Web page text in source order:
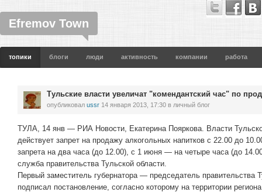
Efremov Town
топики блоги люди активность компании работа
Тульские власти увеличат "комендантский час" по
опубликовал ussr 14 января 2013, 17:30 в личный блог
ТУЛА, 14 янв — РИА Новости, Екатерина Пояркова. Власти
действует запрет на продажу алкогольных напитков с 22.00 до
запрета на два часа (до 12.00), с 1 июня — на четыре часа (до
служба правительства Тульской области.
Первый заместитель губернатора — председатель правительства
подписал постановление, согласно которому на территории